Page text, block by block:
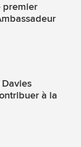
premier
à la